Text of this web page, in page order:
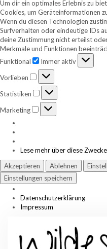
Um dir ein optimales Erlebnis zu
Cookies, um Geräteinformationen
Wenn du diesen Technologien
Surfverhalten oder eindeutige IDs
deine Zustimmung nicht erteilst
Merkmale und Funktionen
Funktional
Funktional
Immer aktiv
Vorlieben
Vorlieben
Statistiken Statistiken
Marketing Marketing
Lese mehr über diese Zwecke
Akzeptieren
Ablehnen
Einstellungen speichern
Datenschutzerklärung
Impressum
content